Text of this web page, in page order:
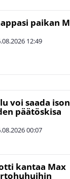
paikan
12:49
voi saada ison
päätöskisa
00:07
kantaa Max